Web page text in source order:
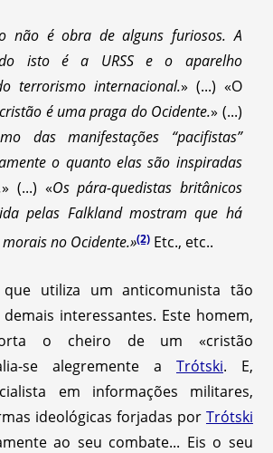
não é obra de alguns furiosos. A
isto é a URSS e o aparelho
terrorismo internacional.» (...) «O
é uma praga do Ocidente.» (...)
das manifestações “pacifistas”
o quanto elas são inspiradas
» (...) «Os pára-quedistas britânicos
pelas Falkland mostram que há
no Ocidente.»(2)Etc., etc..
utiliza um anticomunista tão
interessantes. Este homem,
o cheiro de um «cristão
se alegremente a Trótski. E,
em informações militares,
ideológicas forjadas por Trótski
ao seu combate... Eis o seu